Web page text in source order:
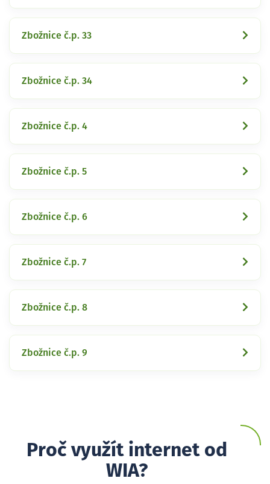
Zbožnice č.p. 33
Zbožnice č.p. 34
Zbožnice č.p. 4
Zbožnice č.p. 5
Zbožnice č.p. 6
Zbožnice č.p. 7
Zbožnice č.p. 8
Zbožnice č.p. 9
Proč využít internet od
WIA?